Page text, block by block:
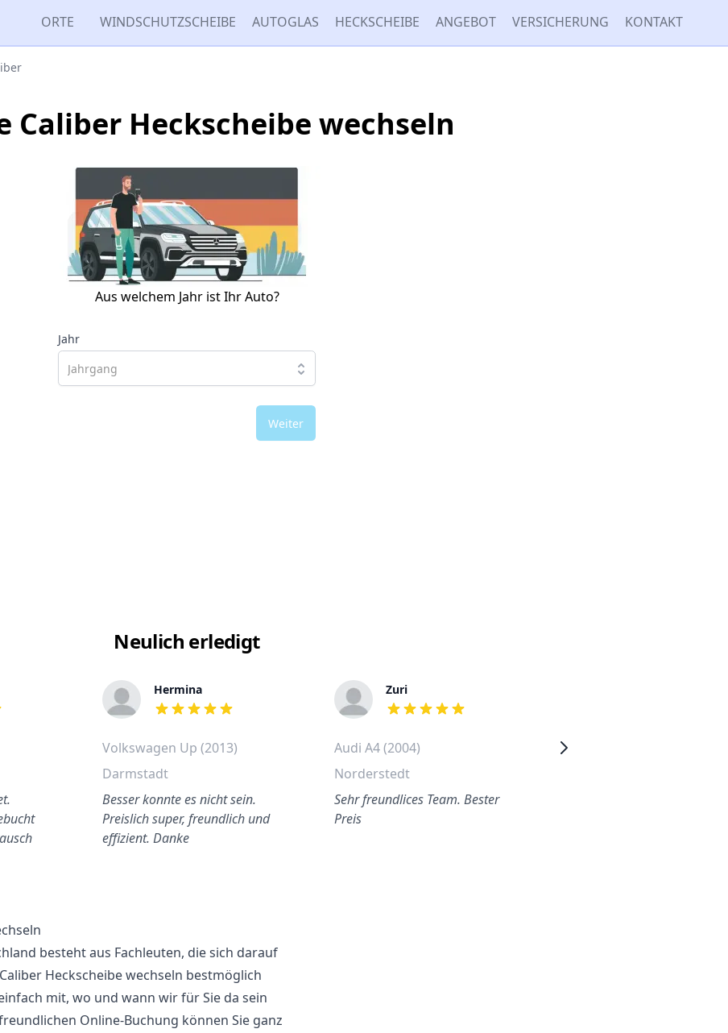
ORTE WINDSCHUTZSCHEIBE AUTOGLAS HECKSCHEIBE ANGEBOT VERSICHERUNG KONTAKT
Caliber Heckscheibe wechseln
Aus welchem Jahr ist Ihr Auto?
Jahr
Weiter
Neulich erledigt
Hermina
out of 5 stars
Volkswagen Up (2013)
Darmstadt
Besser konnte es nicht sein.
Preislich super, freundlich und
effizient. Danke
Zuri
out of 5 stars
Audi A4 (2004)
Norderstedt
Sehr freundlices Team. Bester
Preis
Mercedes A Klasse (2006)
besteht aus Fachleuten, die sich darauf
Heckscheibe wechseln bestmöglich
mit, wo und wann wir für Sie da sein
Online-Buchung können Sie ganz